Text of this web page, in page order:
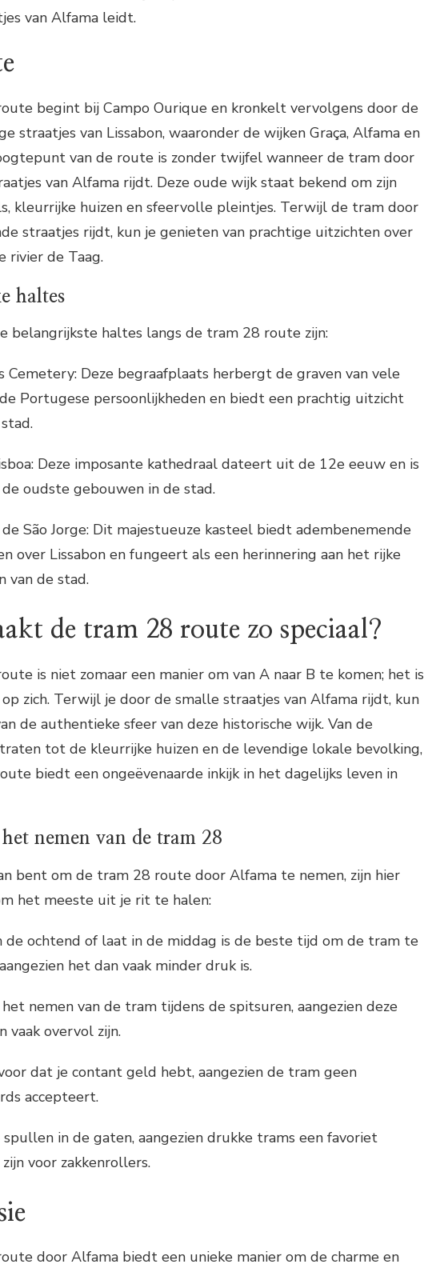
van Alfama leidt.
begint bij Campo Ourique en kronkelt vervolgens door de
straatjes van Lissabon, waaronder de wijken Graça, Alfama en
van de route is zonder twijfel wanneer de tram door
van Alfama rijdt. Deze oude wijk staat bekend om zijn
kleurrijke huizen en sfeervolle pleintjes. Terwijl de tram door
straatjes rijdt, kun je genieten van prachtige uitzichten over
rivier de Taag.
haltes
belangrijkste haltes langs de tram 28 route zijn:
Cemetery: Deze begraafplaats herbergt de graven van vele
Portugese persoonlijkheden en biedt een prachtig uitzicht
Deze imposante kathedraal dateert uit de 12e eeuw en is
de oudste gebouwen in de stad.
São Jorge: Dit majestueuze kasteel biedt adembenemende
over Lissabon en fungeert als een herinnering aan het rijke
van de stad.
de tram 28 route zo speciaal?
is niet zomaar een manier om van A naar B te komen; het is
zich. Terwijl je door de smalle straatjes van Alfama rijdt, kun
de authentieke sfeer van deze historische wijk. Van de
tot de kleurrijke huizen en de levendige lokale bevolking,
biedt een ongeëvenaarde inkijk in het dagelijks leven in
nemen van de tram 28
bent om de tram 28 route door Alfama te nemen, zijn hier
het meeste uit je rit te halen:
de ochtend of laat in de middag is de beste tijd om de tram te
het dan vaak minder druk is.
nemen van de tram tijdens de spitsuren, aangezien deze
vaak overvol zijn.
dat je contant geld hebt, aangezien de tram geen
accepteert.
in de gaten, aangezien drukke trams een favoriet
voor zakkenrollers.
door Alfama biedt een unieke manier om de charme en